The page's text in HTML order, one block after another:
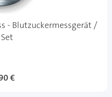
- Blutzuckermessgerät /
€